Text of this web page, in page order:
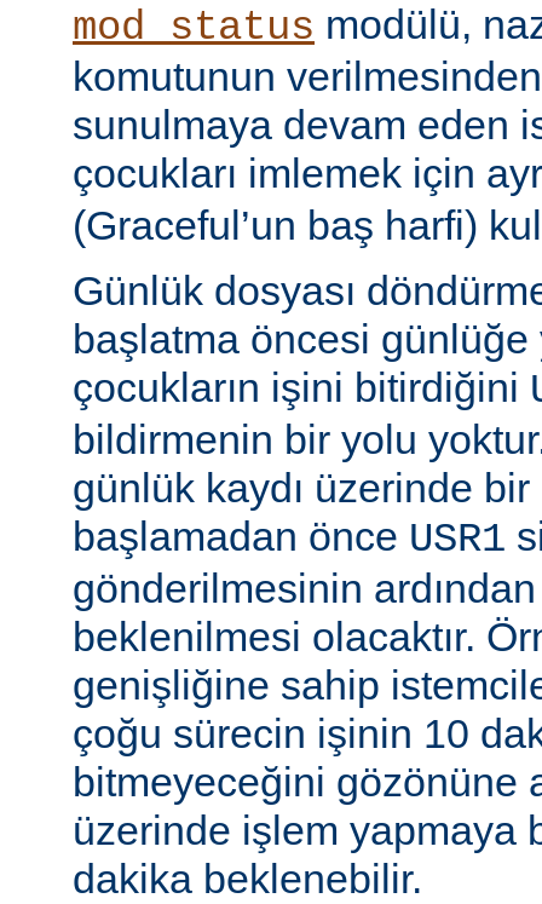
mod_status modülü,
komutunun
sunulmaya devam eden
çocukları imlemek için
(Graceful’un baş harfi)
Günlük dosyası
başlatma öncesi
çocukların işini bitirdiğini
bildirmenin bir yolu
günlük kaydı üzerinde
başlamadan önce USR1
gönderilmesinin
beklenilmesi olacaktır.
genişliğine sahip
çoğu sürecin işinin 10
bitmeyeceğini gözönüne
üzerinde işlem yapmaya
dakika beklenebilir.